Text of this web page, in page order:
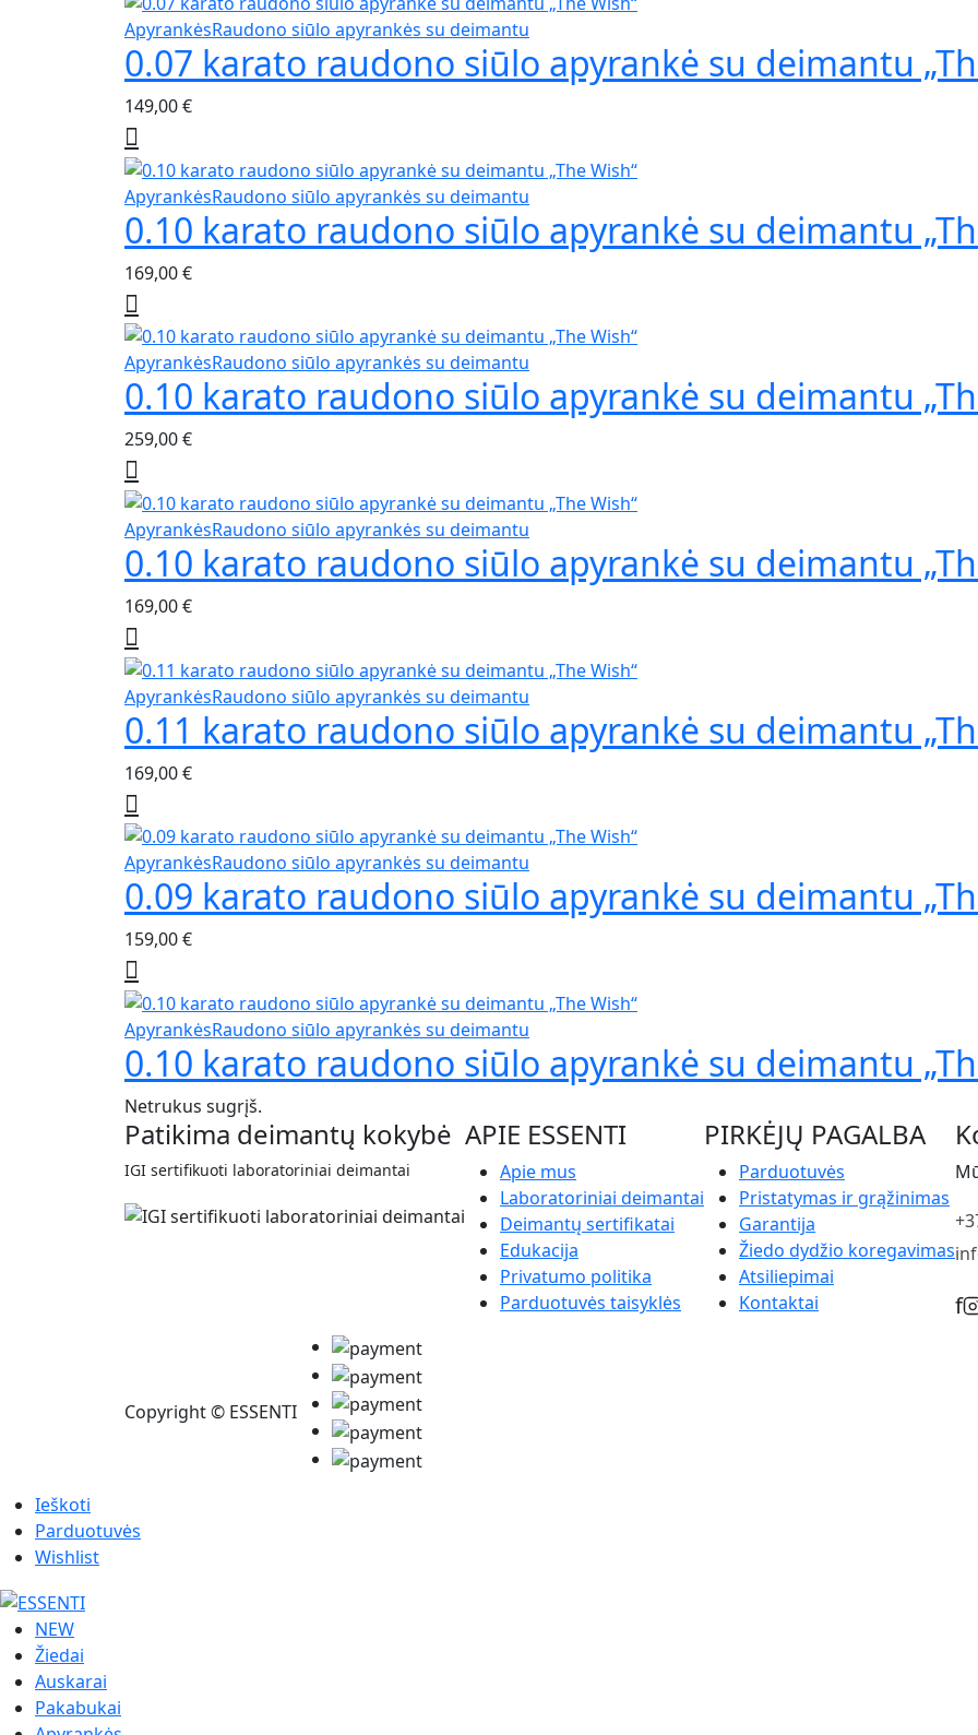
ApyrankėsRaudono siūlo apyrankės su deimantu
0.07 karato raudono siūlo apyrankė su deimantu
149,00€
ApyrankėsRaudono siūlo apyrankės su deimantu
0.10 karato raudono siūlo apyrankė su deimantu
169,00€
ApyrankėsRaudono siūlo apyrankės su deimantu
0.10 karato raudono siūlo apyrankė su deimantu
259,00€
ApyrankėsRaudono siūlo apyrankės su deimantu
0.10 karato raudono siūlo apyrankė su deimantu
169,00€
ApyrankėsRaudono siūlo apyrankės su deimantu
0.11 karato raudono siūlo apyrankė su deimantu
169,00€
ApyrankėsRaudono siūlo apyrankės su deimantu
0.09 karato raudono siūlo apyrankė su deimantu
159,00€
ApyrankėsRaudono siūlo apyrankės su deimantu
0.10 karato raudono siūlo apyrankė su deimantu
Netrukus sugrįš.
Patikima deimantų kokybė
IGI sertifikuoti laboratoriniai deimantai
APIE ESSENTI
Apie mus
Laboratoriniai deimantai
Deimantų sertifikatai
Edukacija
Privatumo politika
Parduotuvės taisyklės
PIRKĖJŲ PAGALBA
Parduotuvės
Pristatymas ir grąžinimas
Garantija
Žiedo dydžio koregavimas
Atsiliepimai
Kontaktai
f
Copyright © ESSENTI
Ieškoti
Parduotuvės
Wishlist
NEW
Žiedai
Auskarai
Pakabukai